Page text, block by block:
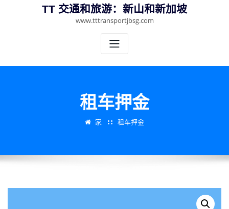
TT 交通和旅游：新山和新加坡
www.tttransportjbsg.com
租车押金
家 租车押金